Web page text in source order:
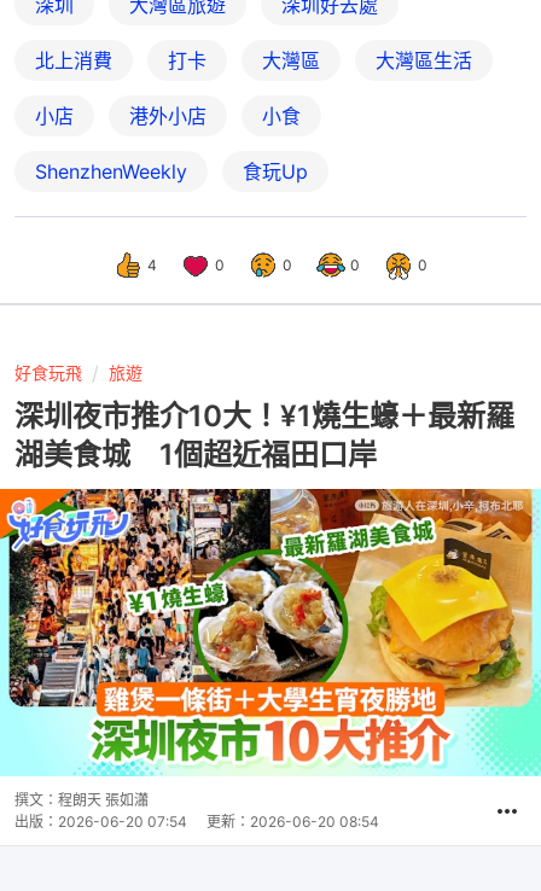
北上消費 打卡 大灣區 大灣區生活
小店 港外小店 小食
ShenzhenWeekly 食玩Up
4 0 0 0 0
好食玩飛 旅遊
深圳夜市推介10大！¥1燒生蠔＋最新羅
湖美食城 1個超近福田口岸
撰文： 程朗天 張如瀟
出版： 2026-06-20 07:54 更新： 2026-06-20 08:54